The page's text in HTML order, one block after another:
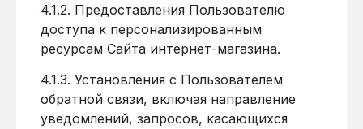
4.1.2. Предоставления Пользователю
доступа к персонализированным
ресурсам Сайта интернет-магазина.
4.1.3. Установления с Пользователем
обратной связи, включая направление
уведомлений, запросов, касающихся